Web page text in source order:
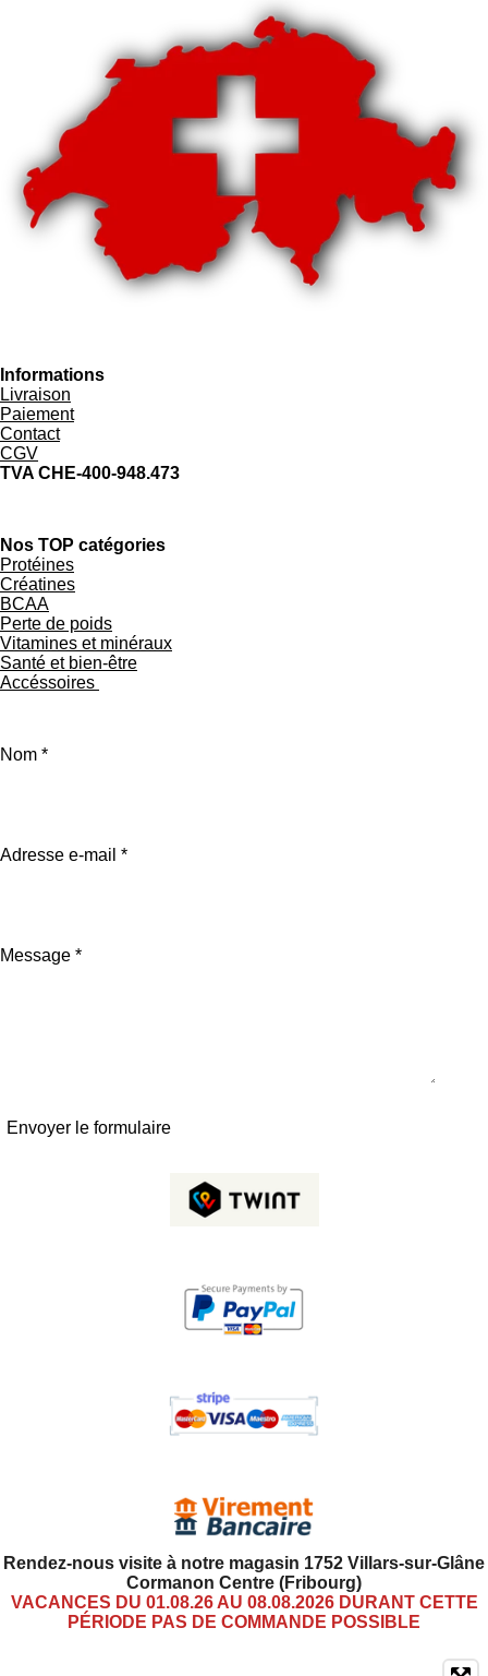
Informations
Livraison
Paiement
Contact
CGV
TVA CHE-400-948.473
Nos TOP catégories
Protéines
Créatines
BCAA
Perte de poids
Vitamines et minéraux
Santé et bien-être
Accéssoires
Nom *
Adresse e-mail *
Message *
Envoyer le formulaire
Rendez-nous visite à notre magasin 1752 Villars-sur-Glâne
Cormanon Centre (Fribourg)
VACANCES DU 01.08.26 AU 08.08.2026 DURANT CETTE
PÉRIODE PAS DE COMMANDE POSSIBLE